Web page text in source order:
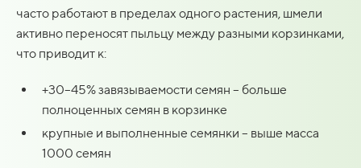
часто работают в пределах одного растения, шмели
активно переносят пыльцу между разными корзинками,
что приводит к:
+30–45% завязываемости семян – больше
полноценных семян в корзинке
крупные и выполненные семянки – выше масса
1000 семян